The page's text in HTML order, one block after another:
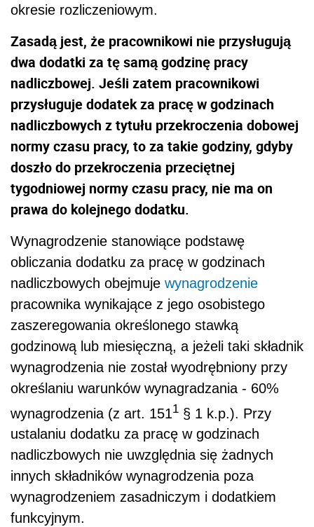
okresie rozliczeniowym.
Zasadą jest, że pracownikowi nie przysługują
dwa dodatki za tę samą godzinę pracy
nadliczbowej. Jeśli zatem pracownikowi
przysługuje dodatek za pracę w godzinach
nadliczbowych z tytułu przekroczenia dobowej
normy czasu pracy, to za takie godziny, gdyby
doszło do przekroczenia przeciętnej
tygodniowej normy czasu pracy, nie ma on
prawa do kolejnego dodatku.
Wynagrodzenie stanowiące podstawę
obliczania dodatku za pracę w godzinach
nadliczbowych obejmuje wynagrodzenie
pracownika wynikające z jego osobistego
zaszeregowania określonego stawką
godzinową lub miesięczną, a jeżeli taki składnik
wynagrodzenia nie został wyodrębniony przy
określaniu warunków wynagradzania - 60%
wynagrodzenia (z art. 151 1 § 1 k.p.). Przy
ustalaniu dodatku za pracę w godzinach
nadliczbowych nie uwzględnia się żadnych
innych składników wynagrodzenia poza
wynagrodzeniem zasadniczym i dodatkiem
funkcyjnym.